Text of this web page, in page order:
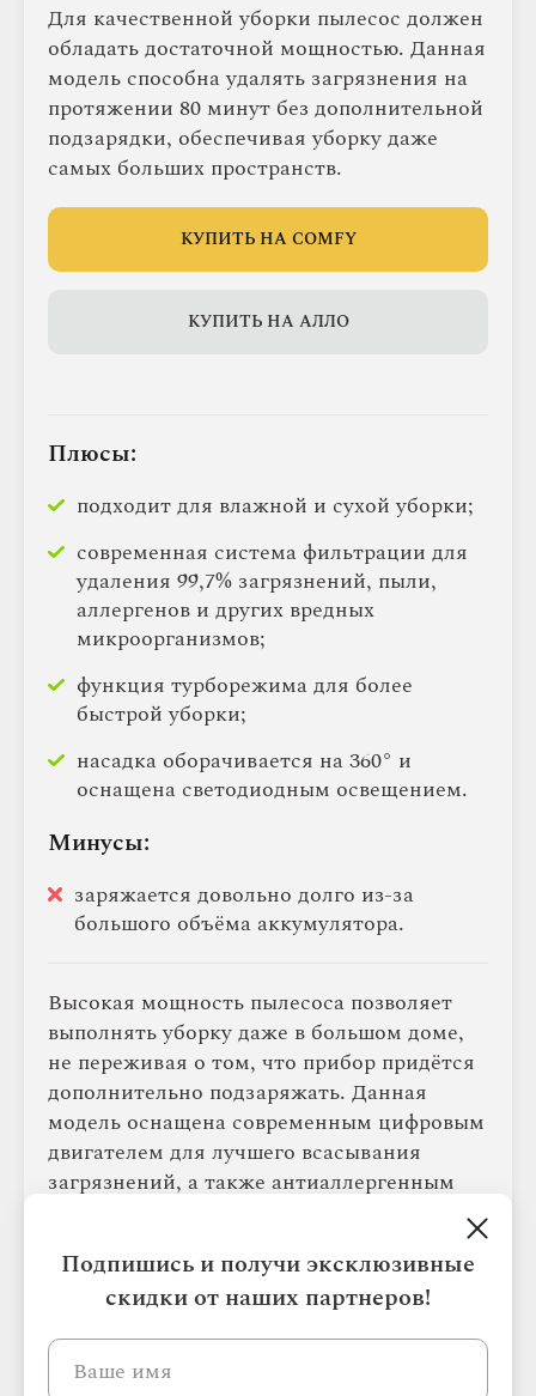
Для качественной уборки пылесос должен
обладать достаточной мощностью. Данная
модель способна удалять загрязнения на
протяжении 80 минут без дополнительной
подзарядки, обеспечивая уборку даже
самых больших пространств.
КУПИТЬ НА COMFY
КУПИТЬ НА АЛЛО
Плюсы:
подходит для влажной и сухой уборки;
современная система фильтрации для
удаления 99,7% загрязнений, пыли,
аллергенов и других вредных
микроорганизмов;
функция турборежима для более
быстрой уборки;
насадка оборачивается на 360° и
оснащена светодиодным освещением.
Минусы:
заряжается довольно долго из-за
большого объёма аккумулятора.
Высокая мощность пылесоса позволяет
выполнять уборку даже в большом доме,
не переживая о том, что прибор придётся
дополнительно подзаряжать. Данная
модель оснащена современным цифровым
двигателем для лучшего всасывания
загрязнений, а также антиаллергенным
фильтром для лучшего удаления вредных
микроорганизмов. Уникальная технология
распределения воды делает мытьё пола
более эффективным. Пылесос отличается
продуманным дизайном и компактными
габаритами, легко помещается в руке и
Подпишись и получи эксклюзивные
скидки от наших партнеров!